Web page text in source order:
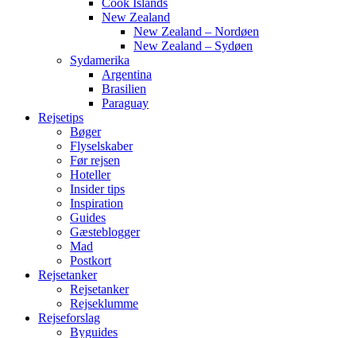
Cook Islands
New Zealand
New Zealand – Nordøen
New Zealand – Sydøen
Sydamerika
Argentina
Brasilien
Paraguay
Rejsetips
Bøger
Flyselskaber
Før rejsen
Hoteller
Insider tips
Inspiration
Guides
Gæsteblogger
Mad
Postkort
Rejsetanker
Rejsetanker
Rejseklumme
Rejseforslag
Byguides